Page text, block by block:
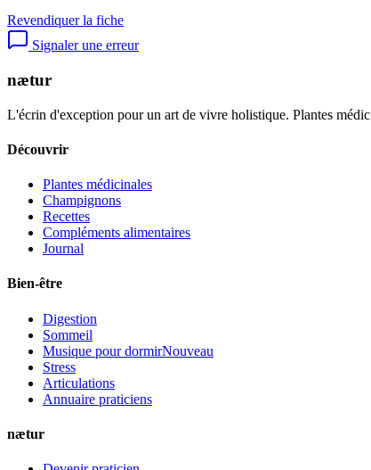
Revendiquer la fiche
Signaler une erreur
nætur
L'écrin d'exception pour un art de vivre holistique. Plantes
Découvrir
Plantes médicinales
Champignons
Recettes
Compléments alimentaires
Journal
Bien-être
Digestion
Sommeil
Musique pour dormirNouveau
Stress
Articulations
Annuaire praticiens
nætur